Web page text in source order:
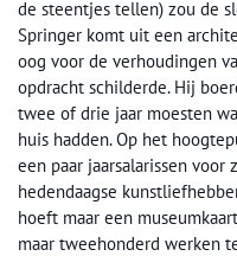
de steentjes tellen) zou de
Springer komt uit een
oog voor de verhoudingen
opdracht schilderde. Hij
twee of drie jaar moesten
huis hadden. Op het
een paar jaarsalarissen voor
hedendaagse
hoeft maar een
maar tweehonderd werken